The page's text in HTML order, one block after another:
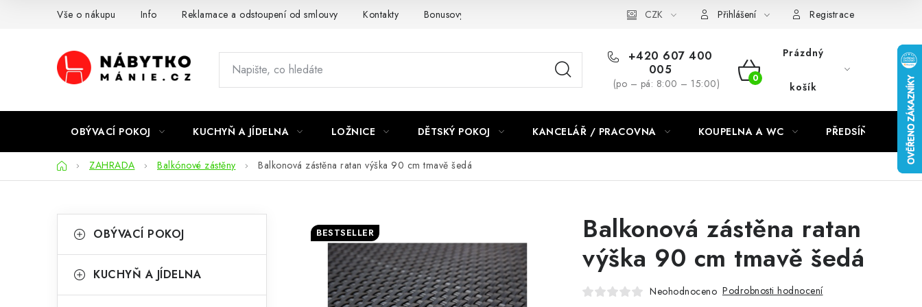
Vše o nákupu Info Reklamace a odstoupení od smlouvy Kontakty Bonusový program NBM+ CZK Přihlášení Registrace
+420 607 400
005
(po – pá: 8:00 – 15:00)
NÁKUPNÍ
Prázdný
košík
OBÝVACÍ POKOJ KUCHYŇ A JÍDELNA LOŽNICE DĚTSKÝ POKOJ KANCELÁŘ / PRACOVNA KOUPELNA A WC PŘEDSÍŇ
DomůZAHRADA Balkónové zástěny Balkonová zástěna ratan výška 90 cm tmavě šedá
okategorie
a
e
OBÝVACÍ POKOJ
KUCHYŇ A JÍDELNA
Balkonová zástěna ratan
výška 90 cm tmavě šedá
Neohodnoceno Podrobnosti hodnocení
BESTSELLER